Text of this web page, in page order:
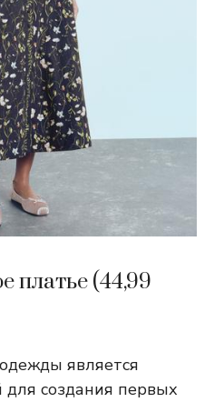
платье (44,99
является
для создания первых